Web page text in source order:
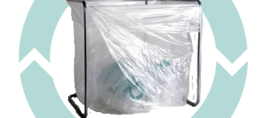
Bouw- en sloopafval
Afvalhout (B-kwaliteit)
Puin
Chemisch afval (kca)
Afvalcontainers
Rolcontainer